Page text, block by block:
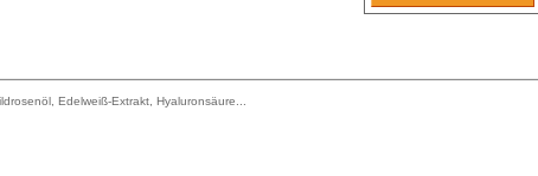
Edelweiß-Extrakt, Hyaluronsäure...